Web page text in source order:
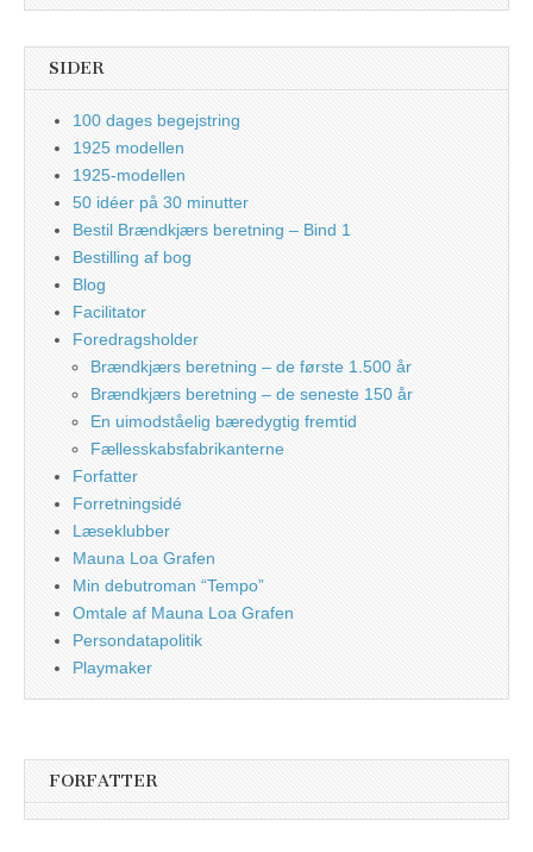
SIDER
100 dages begejstring
1925 modellen
1925-modellen
50 idéer på 30 minutter
Bestil Brændkjærs beretning – Bind 1
Bestilling af bog
Blog
Facilitator
Foredragsholder
Brændkjærs beretning – de første 1.500 år
Brændkjærs beretning – de seneste 150 år
En uimodståelig bæredygtig fremtid
Fællesskabsfabrikanterne
Forfatter
Forretningsidé
Læseklubber
Mauna Loa Grafen
Min debutroman “Tempo”
Omtale af Mauna Loa Grafen
Persondatapolitik
Playmaker
FORFATTER